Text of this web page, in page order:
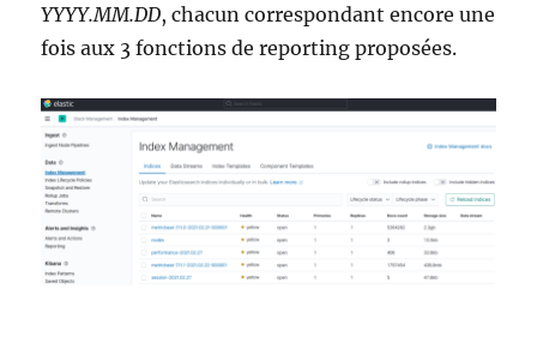
YYYY.MM.DD, chacun correspondant encore une
fois aux 3 fonctions de reporting proposées.